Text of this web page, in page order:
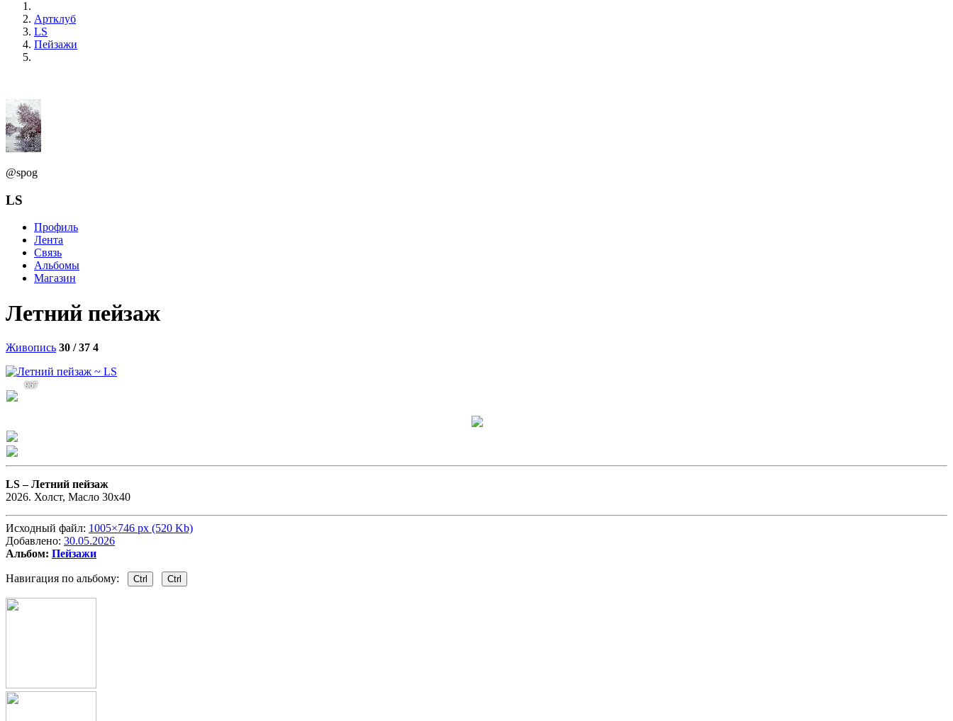
Артклуб
LS
Пейзажи
@spog
LS
Профиль
Лента
Связь
Альбомы
Магазин
Летний пейзаж
Живопись 30 / 37 4
967
LS –Летний пейзаж
2026. Холст, Масло 30х40
Исходный файл: 1005×746 px (520 Kb)
Добавлено: 30.05.2026
Альбом: Пейзажи
Навигация по альбому: Ctrl Ctrl